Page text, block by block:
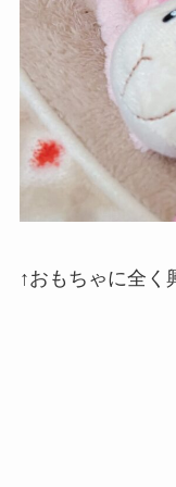
↑おもちゃに全く